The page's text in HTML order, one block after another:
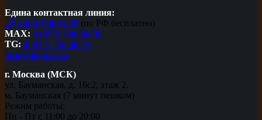
Едина контактная линия:
8 800 550-91-93 (по РФ бесплатно)
MAX: 8 (977) 740 80-70
TG: 8 (977) 740 80-70
info@ligabar.ru
г. Москва (МСК)
ул. Бауманская, д. 16с2, этаж 2.
м. Бауманская (7 минут пешком)
Режим работы:
Пн - Пт с 11:00 до 20:00